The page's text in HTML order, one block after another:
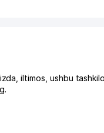
iltimos, ushbu